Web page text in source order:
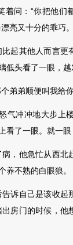
问：“你把他们
亮又十分的乖巧。
其他人而言更
头看了一眼，越
弟弟顺便叫我给
气冲冲地大步上
了一眼。就一眼
，他急忙从西北
不熟的白眼狼。
诉自己是该收起
房门的时候，他